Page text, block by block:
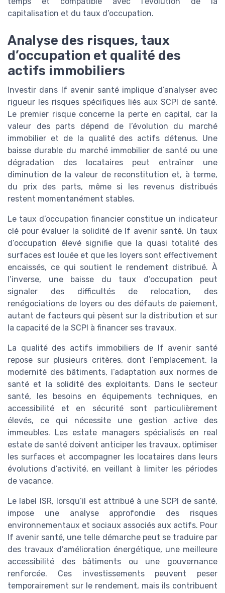
capitalisation et du taux d’occupation.
Analyse des risques, taux
d’occupation et qualité des
actifs immobiliers
Investir dans lf avenir santé implique d’analyser avec
rigueur les risques spécifiques liés aux SCPI de santé.
Le premier risque concerne la perte en capital, car la
valeur des parts dépend de l’évolution du marché
immobilier et de la qualité des actifs détenus. Une
baisse durable du marché immobilier de santé ou une
dégradation des locataires peut entraîner une
diminution de la valeur de reconstitution et, à terme,
du prix des parts, même si les revenus distribués
restent momentanément stables.
Le taux d’occupation financier constitue un indicateur
clé pour évaluer la solidité de lf avenir santé. Un taux
d’occupation élevé signifie que la quasi totalité des
surfaces est louée et que les loyers sont effectivement
encaissés, ce qui soutient le rendement distribué. À
l’inverse, une baisse du taux d’occupation peut
signaler des difficultés de relocation, des
renégociations de loyers ou des défauts de paiement,
autant de facteurs qui pèsent sur la distribution et sur
la capacité de la SCPI à financer ses travaux.
La qualité des actifs immobiliers de lf avenir santé
repose sur plusieurs critères, dont l’emplacement, la
modernité des bâtiments, l’adaptation aux normes de
santé et la solidité des exploitants. Dans le secteur
santé, les besoins en équipements techniques, en
accessibilité et en sécurité sont particulièrement
élevés, ce qui nécessite une gestion active des
immeubles. Les estate managers spécialisés en real
estate de santé doivent anticiper les travaux, optimiser
les surfaces et accompagner les locataires dans leurs
évolutions d’activité, en veillant à limiter les périodes
de vacance.
Le label ISR, lorsqu’il est attribué à une SCPI de santé,
impose une analyse approfondie des risques
environnementaux et sociaux associés aux actifs. Pour
lf avenir santé, une telle démarche peut se traduire par
des travaux d’amélioration énergétique, une meilleure
accessibilité des bâtiments ou une gouvernance
renforcée. Ces investissements peuvent peser
temporairement sur le rendement, mais ils contribuent